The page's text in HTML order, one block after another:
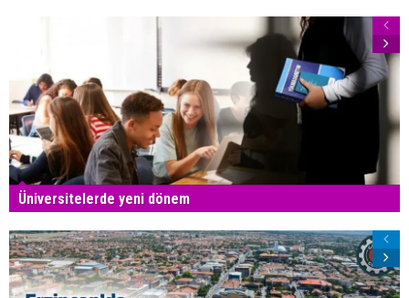
Üniversitelerde yeni dönem